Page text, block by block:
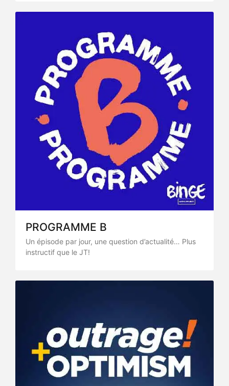
PROGRAMME B
Un épisode par jour, une question d’actualité… Plus
instructif que le JT!